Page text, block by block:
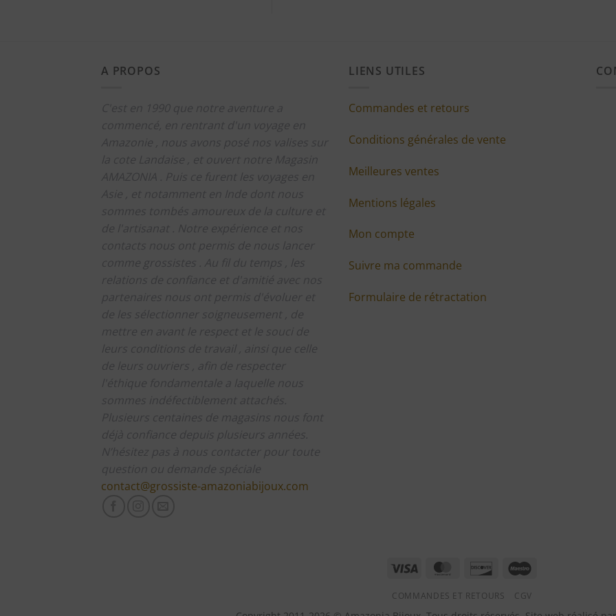
A PROPOS
contact@grossiste-amazoniabijoux.com
LIENS UTILES
Commandes et retours
Conditions générales de vente
Meilleures ventes
Mentions légales
Mon compte
Suivre ma commande
Formulaire de rétractation
Visa MasterCardDiscover
COMMANDES ET RETOURS CGV